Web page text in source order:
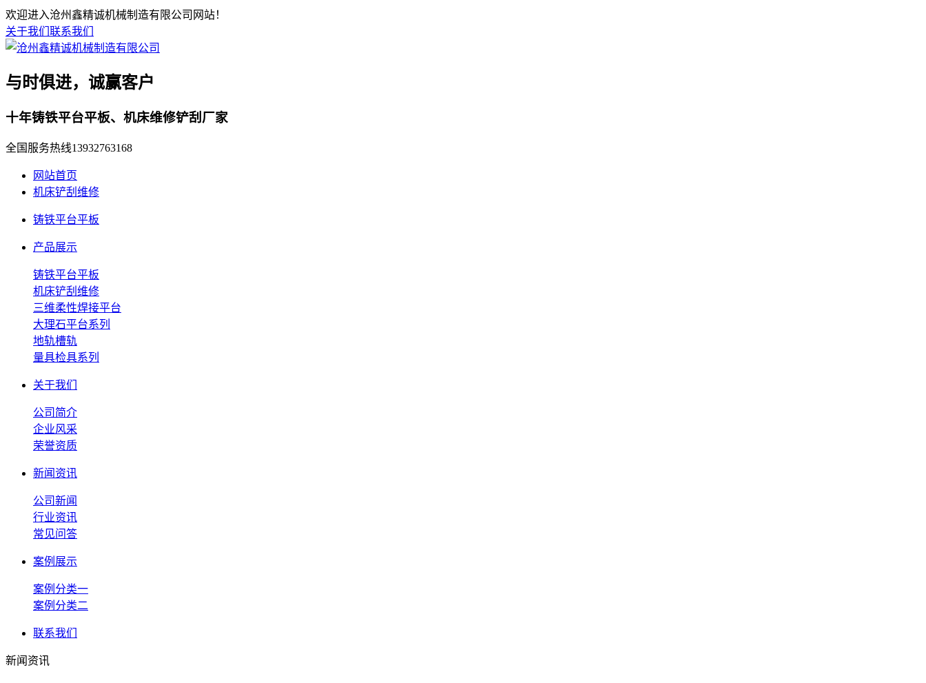
欢迎进入沧州鑫精诚机械制造有限公司网站！
关于我们 联系我们
与时俱进，诚赢客户
十年铸铁平台平板、机床维修铲刮厂家
全国服务热线13932763168
网站首页
机床铲刮维修
铸铁平台平板
产品展示
铸铁平台平板
机床铲刮维修
三维柔性焊接平台
大理石平台系列
地轨槽轨
量具检具系列
关于我们
公司简介
企业风采
荣誉资质
新闻资讯
公司新闻
行业资讯
常见问答
案例展示
案例分类一
案例分类二
联系我们
新闻资讯